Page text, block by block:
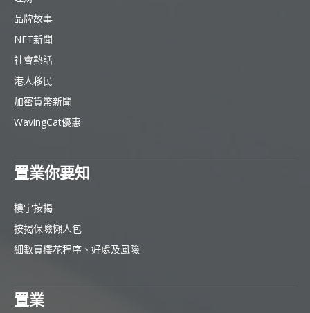
品牌故事
NFT新聞
社會熱話
港人移民
加密貨幣新聞
WavingCat優惠
置業你要知
樓宇按揭
按揭保險懶人包
細數買樓花程序、好處及風險
置業